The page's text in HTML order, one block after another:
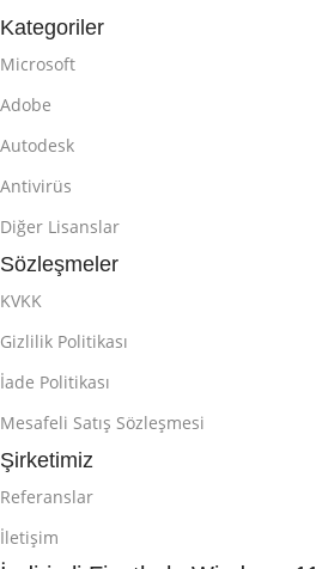
Kategoriler
Microsoft
Adobe
Autodesk
Antivirüs
Diğer Lisanslar
Sözleşmeler
KVKK
Gizlilik Politikası
İade Politikası
Mesafeli Satış Sözleşmesi
Şirketimiz
Referanslar
İletişim